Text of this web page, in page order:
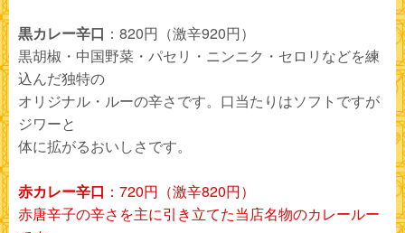
黒カレー辛口 ：820円（激辛920円）
黒胡椒・中国野菜・パセリ・ニンニク・セロリなどを練
込んだ独特の
オリジナル・ルーの辛さです。口当たりはソフトですが
ジワーと
体に拡がるおいしさです。
赤カレー辛口 ：720円（激辛820円）
赤唐辛子の辛さを主に引き立てた当店名物のカレールー